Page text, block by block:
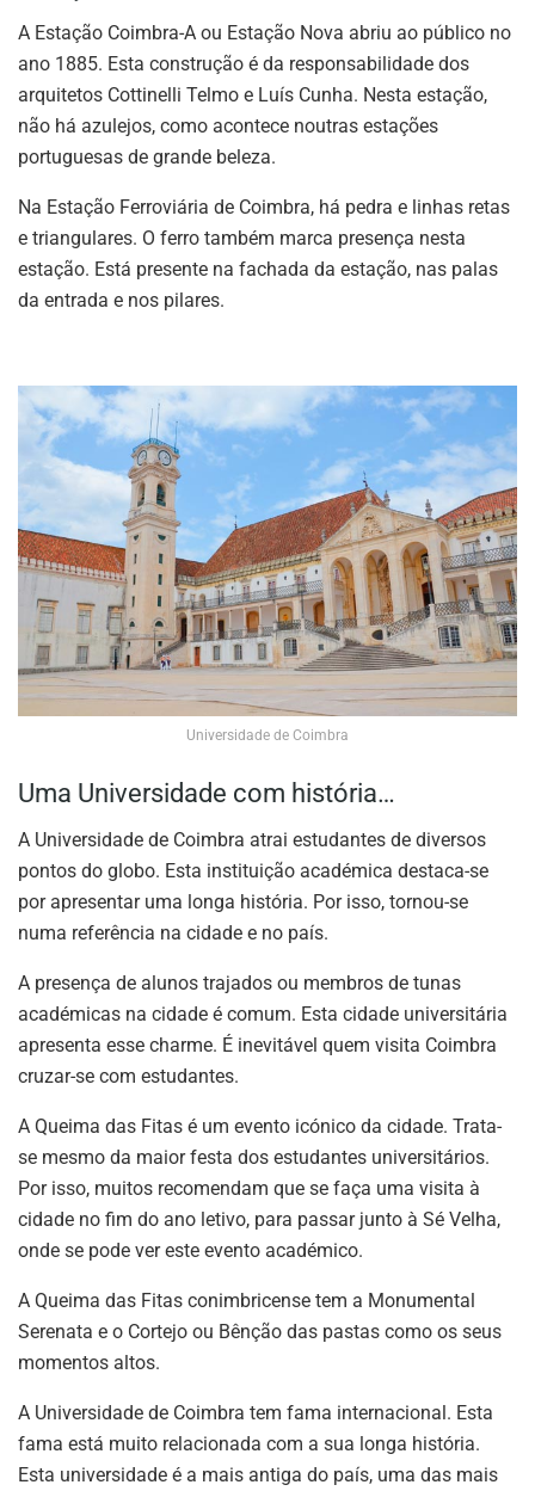
A Estação Coimbra-A ou Estação Nova abriu ao público no
ano 1885. Esta construção é da responsabilidade dos
arquitetos Cottinelli Telmo e Luís Cunha. Nesta estação,
não há azulejos, como acontece noutras estações
portuguesas de grande beleza.
Na Estação Ferroviária de Coimbra, há pedra e linhas retas
e triangulares. O ferro também marca presença nesta
estação. Está presente na fachada da estação, nas palas
da entrada e nos pilares.
Universidade de Coimbra
Uma Universidade com história…
A Universidade de Coimbra atrai estudantes de diversos
pontos do globo. Esta instituição académica destaca-se
por apresentar uma longa história. Por isso, tornou-se
numa referência na cidade e no país.
A presença de alunos trajados ou membros de tunas
académicas na cidade é comum. Esta cidade universitária
apresenta esse charme. É inevitável quem visita Coimbra
cruzar-se com estudantes.
A Queima das Fitas é um evento icónico da cidade. Trata-
se mesmo da maior festa dos estudantes universitários.
Por isso, muitos recomendam que se faça uma visita à
cidade no fim do ano letivo, para passar junto à Sé Velha,
onde se pode ver este evento académico.
A Queima das Fitas conimbricense tem a Monumental
Serenata e o Cortejo ou Bênção das pastas como os seus
momentos altos.
A Universidade de Coimbra tem fama internacional. Esta
fama está muito relacionada com a sua longa história.
Esta universidade é a mais antiga do país, uma das mais